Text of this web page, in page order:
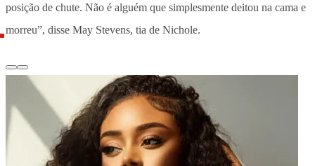
posição de chute. Não é alguém que simplesmente deitou na cama e
morreu”, disse May Stevens, tia de Nichole.